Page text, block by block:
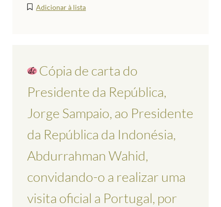
Adicionar à lista
Cópia de carta do
Presidente da República,
Jorge Sampaio, ao Presidente
da República da Indonésia,
Abdurrahman Wahid,
convidando-o a realizar uma
visita oficial a Portugal, por